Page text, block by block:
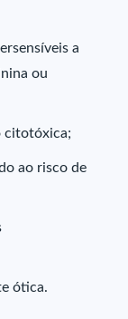
a
ou
citotóxica;
ao risco de
ótica.